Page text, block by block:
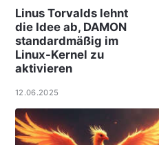
Linus Torvalds lehnt
die Idee ab, DAMON
standardmäßig im
Linux-Kernel zu
aktivieren
12.06.2025